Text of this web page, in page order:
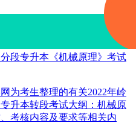
段专升本《机械原理》考试
为考生整理的有关2022年岭
升本转段考试大纲：机械原
考核内容及要求等相关内